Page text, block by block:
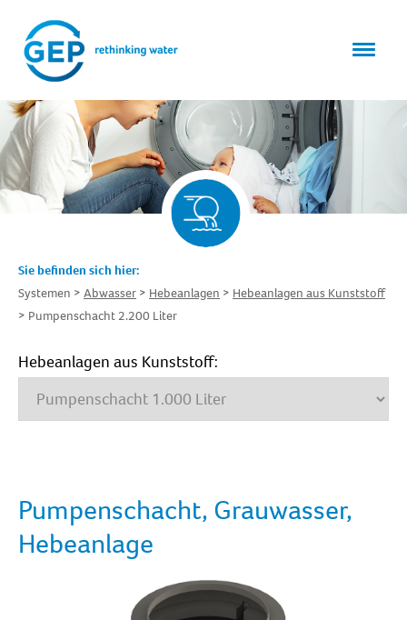
Sie befinden sich hier:
Systemen
Abwasser Hebeanlagen
Hebeanlagen aus Kunststoff
Pumpenschacht 2.200 Liter
Hebeanlagen aus Kunststoff:
Pumpenschacht, Grauwasser,
Hebeanlage